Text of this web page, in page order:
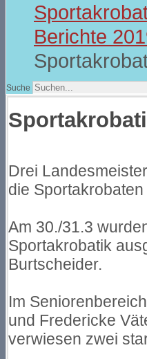
Berichte
Suche
Drei
die
Am 30./31.3
Sportakrobatik
Burtscheider.
Im
und Fredericke
verwiesen zwei